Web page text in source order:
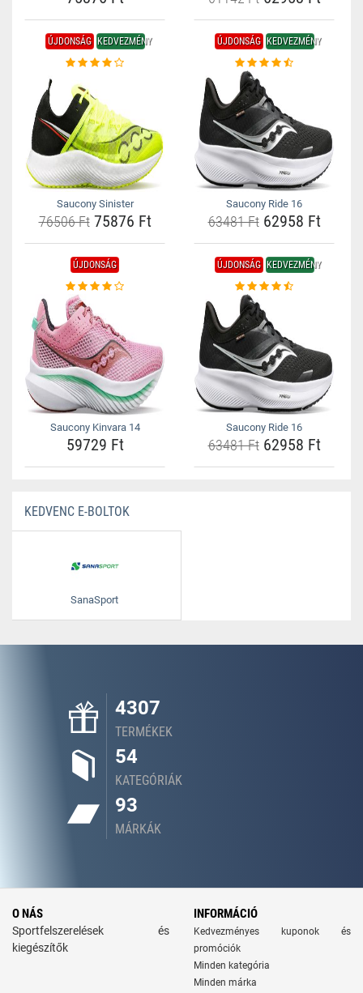
ÚJDONSÁG KEDVEZMÉNY
Saucony Sinister
76506 Ft75876 Ft
ÚJDONSÁG KEDVEZMÉNY
Saucony Ride 16
63481 Ft62958 Ft
ÚJDONSÁG
Saucony Kinvara 14
59729 Ft
ÚJDONSÁG KEDVEZMÉNY
Saucony Ride 16
63481 Ft62958 Ft
KEDVENC E-BOLTOK
SanaSport
4307
TERMÉKEK
54
KATEGÓRIÁK
93
MÁRKÁK
O NÁS
Sportfelszerelések és
kiegészítők
INFORMÁCIÓ
Kedvezményes kuponok és
promóciók
Minden kategória
Minden márka